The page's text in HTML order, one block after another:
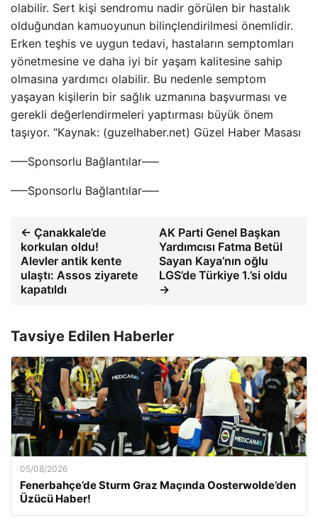
olabilir. Sert kişi sendromu nadir görülen bir hastalık
olduğundan kamuoyunun bilinçlendirilmesi önemlidir.
Erken teşhis ve uygun tedavi, hastaların semptomları
yönetmesine ve daha iyi bir yaşam kalitesine sahip
olmasına yardımcı olabilir. Bu nedenle semptom
yaşayan kişilerin bir sağlık uzmanına başvurması ve
gerekli değerlendirmeleri yaptırması büyük önem
taşıyor. “Kaynak: (guzelhaber.net) Güzel Haber Masası
—–Sponsorlu Bağlantılar—–
—–Sponsorlu Bağlantılar—–
← Çanakkale’de
korkulan oldu!
Alevler antik kente
ulaştı: Assos ziyarete
kapatıldı
AK Parti Genel Başkan
Yardımcısı Fatma Betül
Sayan Kaya’nın oğlu
LGS’de Türkiye 1.’si oldu
→
Tavsiye Edilen Haberler
05/08/2026
Fenerbahçe’de Sturm Graz Maçında Oosterwolde’den
Üzücü Haber!